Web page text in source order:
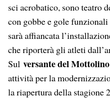
sci acrobatico, sono teatro
con gobbe e gole
sarà affiancata
che riporterà gli atleti
Sul versante del Mottolino
attività per la
la riapertura della stagione